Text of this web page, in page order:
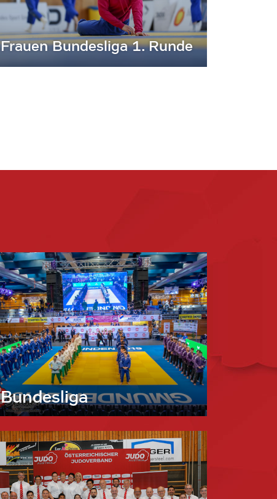
Frauen Bundesliga 1. Runde
Bundesliga